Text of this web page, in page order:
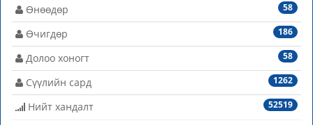
58
Өнөөдөр
186
Өчигдөр
58
Долоо хоногт
1262
Сүүлийн сард
52519
Нийт хандалт